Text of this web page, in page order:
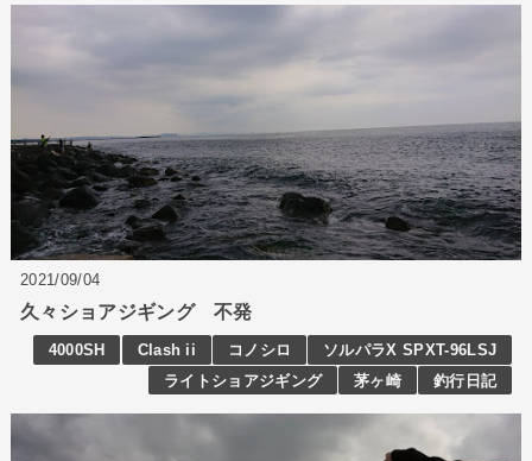
2021/09/04
久々ショアジギング 不発
4000SH Clash ii コノシロ
ソルパラX SPXT-96LSJ
ライトショアジギング
茅ヶ崎 釣行日記